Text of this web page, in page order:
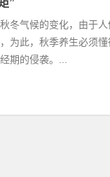
”
冬气候的变化，由于
为此，秋季养生必须懂
期的侵袭。...